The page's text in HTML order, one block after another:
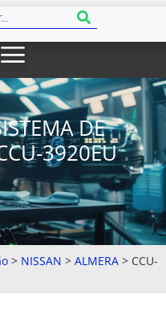
DE
3920EU
> NISSAN > ALMERA > CCU-